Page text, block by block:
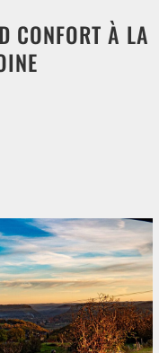
CONFORT À LA